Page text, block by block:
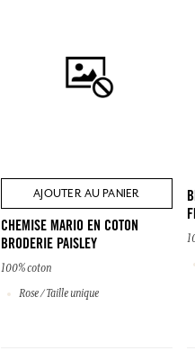
AJOUTER AU PANIER
CHEMISE MARIO EN COTON
BRODERIE PAISLEY
100% coton
Rose / Taille unique